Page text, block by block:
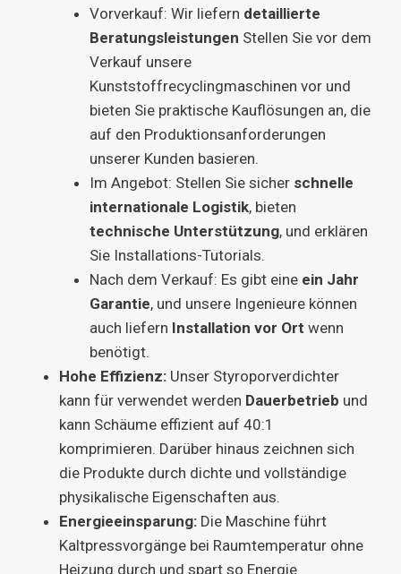
Vorverkauf: Wir liefern detaillierte
Beratungsleistungen Stellen Sie vor dem
Verkauf unsere
Kunststoffrecyclingmaschinen vor und
bieten Sie praktische Kauflösungen an, die
auf den Produktionsanforderungen
unserer Kunden basieren.
Im Angebot: Stellen Sie sicher schnelle
internationale Logistik, bieten
technische Unterstützung, und erklären
Sie Installations-Tutorials.
Nach dem Verkauf: Es gibt eine ein Jahr
Garantie, und unsere Ingenieure können
auch liefern Installation vor Ort wenn
benötigt.
Hohe Effizienz: Unser Styroporverdichter
kann für verwendet werden Dauerbetrieb und
kann Schäume effizient auf 40:1
komprimieren. Darüber hinaus zeichnen sich
die Produkte durch dichte und vollständige
physikalische Eigenschaften aus.
Energieeinsparung: Die Maschine führt
Kaltpressvorgänge bei Raumtemperatur ohne
Heizung durch und spart so Energie.